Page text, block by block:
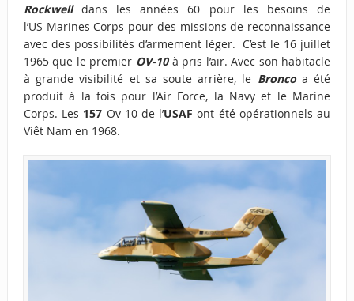
Rockwelldans les années 60 pour les besoins de
l’US Marines Corps pour des missions de reconnaissance
avec des possibilités d’armement léger. C’est le 16 juillet
1965 que le premier OV-10à pris l’air. Avec son habitacle
à grande visibilité et sa soute arrière, le Broncoa été
produit à la fois pour l’Air Force, la Navy et le Marine
Corps. Les 157 Ov-10 de l’USAF ont été opérationnels au
Viêt Nam en 1968.